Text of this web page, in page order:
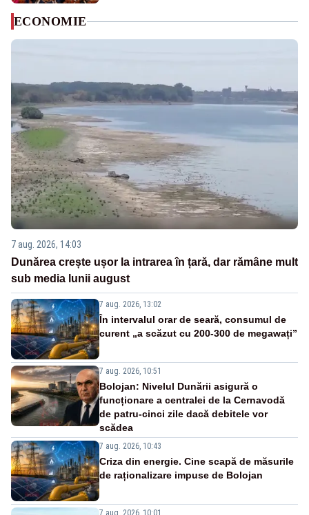
ECONOMIE
7 aug. 2026, 14:03
Dunărea crește ușor la intrarea în țară, dar rămâne mult
sub media lunii august
7 aug. 2026, 13:02
În intervalul orar de seară, consumul de
curent „a scăzut cu 200-300 de megawați”
7 aug. 2026, 10:51
Bolojan: Nivelul Dunării asigură o
funcționare a centralei de la Cernavodă
de patru-cinci zile dacă debitele vor
scădea
7 aug. 2026, 10:43
Criza din energie. Cine scapă de măsurile
de raționalizare impuse de Bolojan
7 aug. 2026, 10:01